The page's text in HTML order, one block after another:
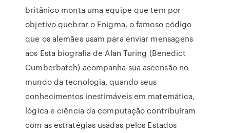
britânico monta uma equipe que tem por
objetivo quebrar o Enigma, o famoso código
que os alemães usam para enviar mensagens
aos Esta biografia de Alan Turing (Benedict
Cumberbatch) acompanha sua ascensão no
mundo da tecnologia, quando seus
conhecimentos inestimáveis em matemática,
lógica e ciência da computação contribuíram
com as estratégias usadas pelos Estados